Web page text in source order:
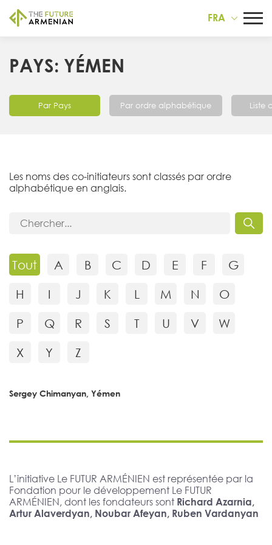
FRA
PAYS: YÉMEN
Par Pays Par ordre alphabétique Liste
Les noms des co-initiateurs sont classés par ordre
alphabétique en anglais.
Tout A B C D E F
G
H
I J K L M N
O
P
Q R S T U V
W
X
Y Z
Sergey Chimanyan, Yémen
L’initiative Le FUTUR ARMÉNIEN est représentée par la
Fondation pour le développement Le FUTUR
ARMÉNIEN, dont les fondateurs sont Richard Azarnia,
Artur Alaverdyan, Noubar Afeyan, Ruben Vardanyan